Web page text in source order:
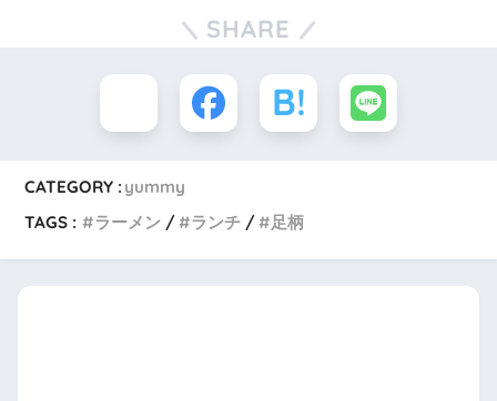
SHARE
CATEGORY : yummy
TAGS :
ラーメン ランチ 足柄